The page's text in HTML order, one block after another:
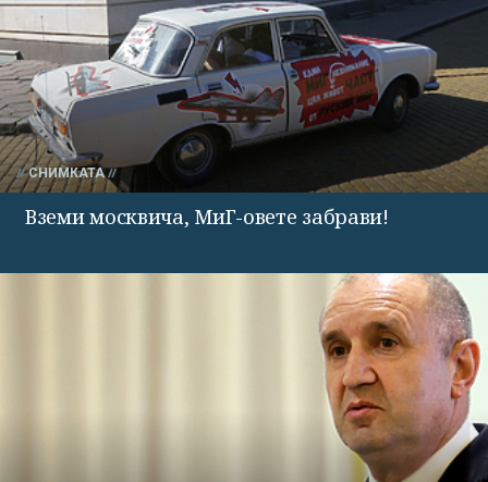
СНИМКАТА
Вземи москвича, МиГ-овете забрави!